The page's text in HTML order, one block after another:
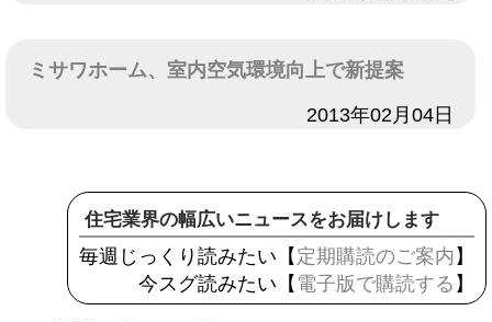
ミサワホーム、室内空気環境向上で新提案
2013年02月04日
住宅業界の幅広いニュースをお届けします
毎週じっくり読みたい【 定期購読のご案内 】
今スグ読みたい【 電子版で購読する 】